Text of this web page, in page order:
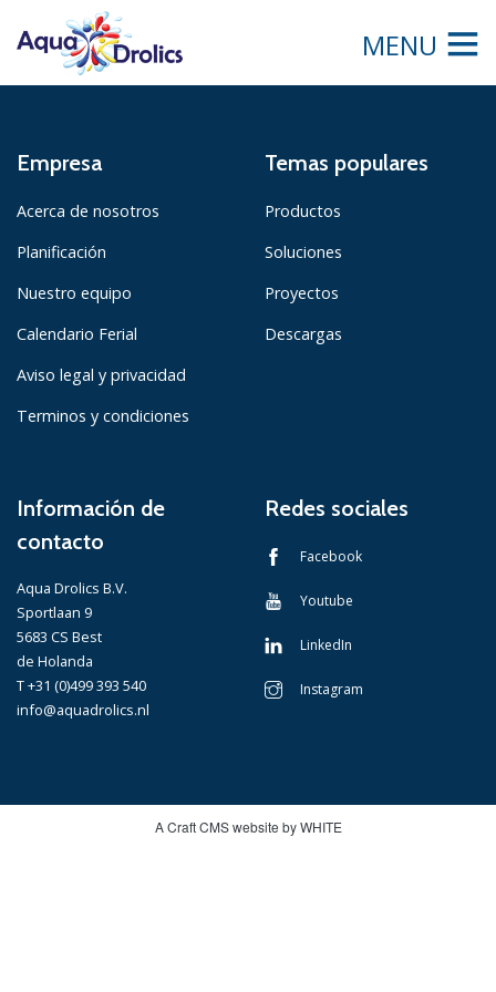
MENU
Empresa
Acerca de nosotros
Planificación
Nuestro equipo
Calendario Ferial
Aviso legal y privacidad
Terminos y condiciones
Temas populares
Productos
Soluciones
Proyectos
Descargas
Información de
contacto
Aqua Drolics B.V.
Sportlaan 9
5683 CS Best
de Holanda
T +31 (0)499 393 540
info@aquadrolics.nl
Redes sociales
Facebook
Youtube
LinkedIn
Instagram
A Craft CMS website by WHITE